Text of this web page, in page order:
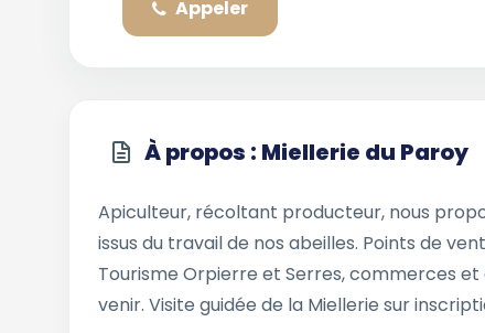
Appeler
À propos : Miellerie du Paroy
Apiculteur, récoltant producteur, nous
issus du travail de nos abeilles. Points de
Tourisme Orpierre et Serres, commerces
venir. Visite guidée de la Miellerie sur